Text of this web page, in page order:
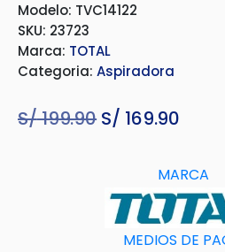
Modelo: TVC14122
SKU: 23723
Marca: TOTAL
Categoria: Aspiradora
S/199.90 El
original
era:
S/ 199.90.
S/ 169.90
actual
es:
S/
MARCA
MEDIOS DE